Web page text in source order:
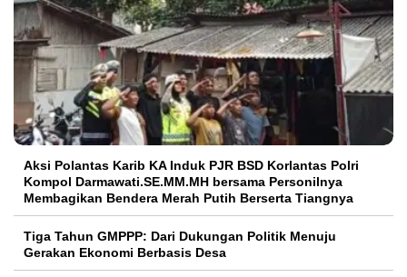
Aksi Polantas Karib KA Induk PJR BSD Korlantas Polri
Kompol Darmawati.SE.MM.MH bersama Personilnya
Membagikan Bendera Merah Putih Berserta Tiangnya
Tiga Tahun GMPPP: Dari Dukungan Politik Menuju
Gerakan Ekonomi Berbasis Desa